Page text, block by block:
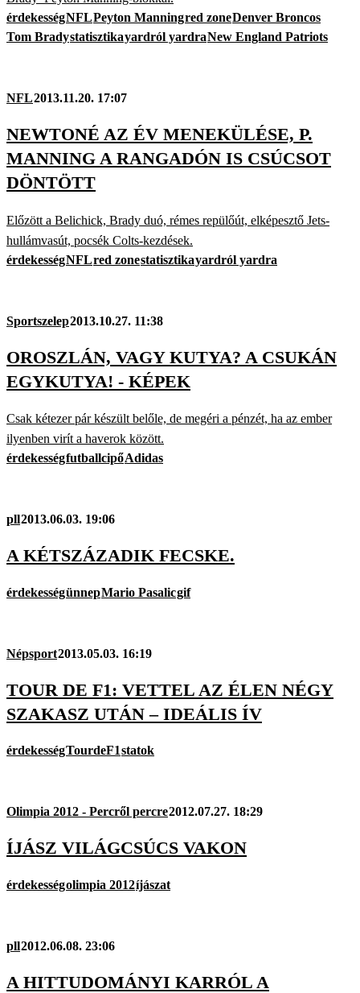
érdekességNFLPeyton Manningred zoneDenver Broncos
Tom Bradystatisztikayardról yardraNew England Patriots
NFL2013.11.20. 17:07
NEWTONÉ AZ ÉV MENEKÜLÉSE, P.
MANNING A RANGADÓN IS CSÚCSOT
DÖNTÖTT
Előzött a Belichick, Brady duó, rémes repülőút, elképesztő Jets-
hullámvasút, pocsék Colts-kezdések.
érdekességNFLred zonestatisztikayardról yardra
Sportszelep2013.10.27. 11:38
OROSZLÁN, VAGY KUTYA? A CSUKÁN
EGYKUTYA! - KÉPEK
Csak kétezer pár készült belőle, de megéri a pénzét, ha az ember
ilyenben virít a haverok között.
érdekességfutballcipőAdidas
pll2013.06.03. 19:06
A KÉTSZÁZADIK FECSKE.
érdekességünnepMario Pasalicgif
Népsport2013.05.03. 16:19
TOUR DE F1: VETTEL AZ ÉLEN NÉGY
SZAKASZ UTÁN – IDEÁLIS ÍV
érdekességTourdeF1statok
Olimpia 2012 - Percről percre2012.07.27. 18:29
ÍJÁSZ VILÁGCSÚCS VAKON
érdekességolimpia 2012íjászat
pll2012.06.08. 23:06
A HITTUDOMÁNYI KARRÓL A